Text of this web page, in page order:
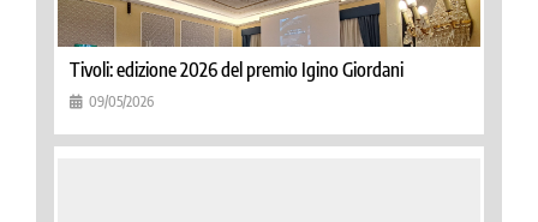
Tivoli: edizione 2026 del premio Igino Giordani
09/05/2026